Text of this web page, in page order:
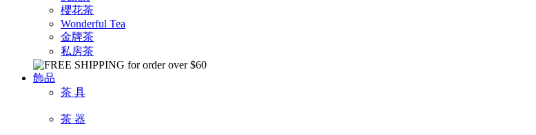
櫻花茶
Wonderful Tea
金牌茶
私房茶
飾品
茶 具
茶 器